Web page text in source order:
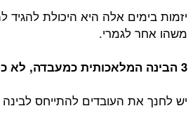
יזמות בימים אלה היא היכולת להגיד
משהו אחר לגמרי.
3 הבינה המלאכותית כמעבדה, לא כסמכות:
יש לחנך את העובדים להתייחס